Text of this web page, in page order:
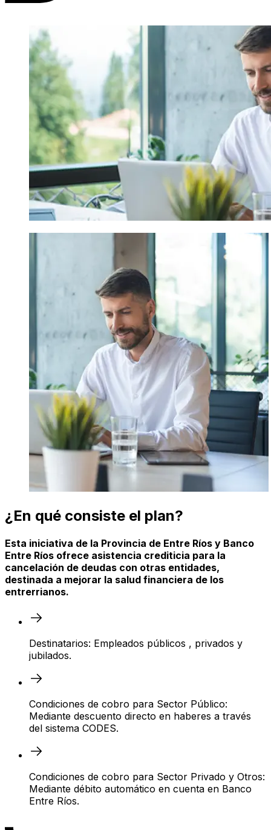
¿En qué consiste el plan?
Esta iniciativa de la Provincia de Entre Ríos y Banco
Entre Ríos ofrece asistencia crediticia para la
cancelación de deudas con otras entidades,
destinada a mejorar la salud financiera de los
entrerrianos.
Destinatarios: Empleados públicos , privados y
jubilados.
Condiciones de cobro para Sector Público:
Mediante descuento directo en haberes a través
del sistema CODES.
Condiciones de cobro para Sector Privado y Otros:
Mediante débito automático en cuenta en Banco
Entre Ríos.